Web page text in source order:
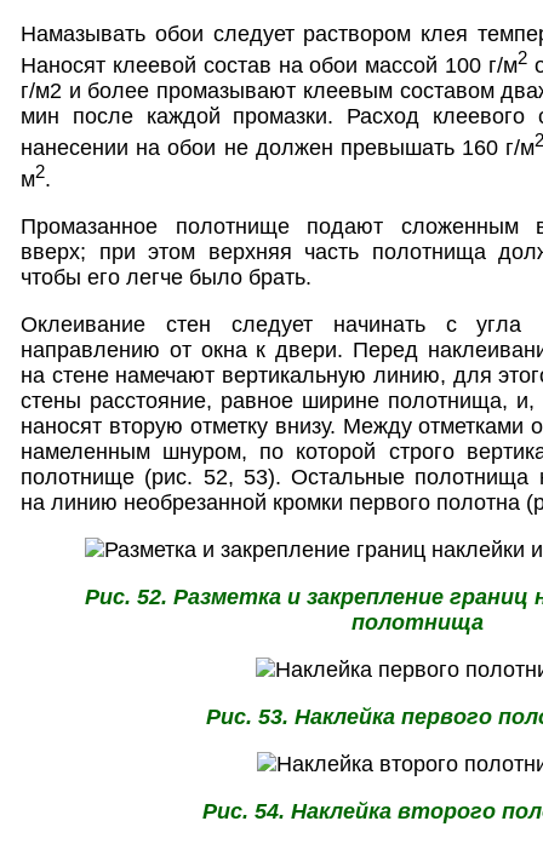
Намазывать обои следует раствором клея
Наносят клеевой состав на обои массой 100 г/м2
г/м2 и более промазывают клеевым составом
мин после каждой промазки. Расход клеевого
нанесении на обои не должен превышать 160 г/м
м2.
Промазанное полотнище подают сложенным
вверх; при этом верхняя часть полотнища
чтобы его легче было брать.
Оклеивание стен следует начинать с
направлению от окна к двери. Перед
на стене намечают вертикальную линию, для
стены расстояние, равное ширине полотнища, и,
наносят вторую отметку внизу. Между
намеленным шнуром, по которой строго
полотнище (рис. 52, 53). Остальные полотнища
на линию необрезанной кромки первого полотна
Рис. 52. Разметка и закрепление границ
полотнища
Рис. 53. Наклейка первого
Рис. 54. Наклейка второго